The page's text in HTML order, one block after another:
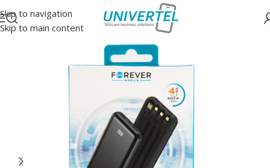
Skip to navigation
Skip to main content
Accueil/Accessoires Batteries de secours